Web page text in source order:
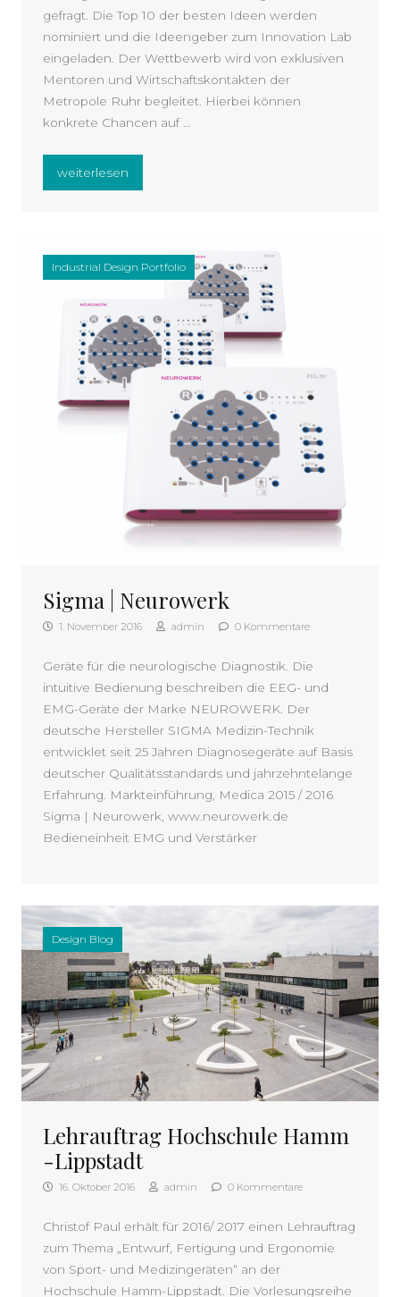
gefragt. Die Top 10 der besten Ideen werden
nominiert und die Ideengeber zum Innovation Lab
eingeladen. Der Wettbewerb wird von exklusiven
Mentoren und Wirtschaftskontakten der
Metropole Ruhr begleitet. Hierbei können
konkrete Chancen auf …
„Innovation Call – Medizin + Pflegeprodukte“
weiterlesen
Industrial Design Portfolio
Sigma | Neurowerk
1. November 2016 admin 0 Kommentare
Geräte für die neurologische Diagnostik. Die
intuitive Bedienung beschreiben die EEG- und
EMG-Geräte der Marke NEUROWERK. Der
deutsche Hersteller SIGMA Medizin-Technik
entwicklet seit 25 Jahren Diagnosegeräte auf Basis
deutscher Qualitätsstandards und jahrzehntelange
Erfahrung. Markteinführung, Medica 2015 / 2016
Sigma | Neurowerk, www.neurowerk.de
Bedieneinheit EMG und Verstärker
Design Blog
Lehrauftrag Hochschule Hamm
-Lippstadt
16. Oktober 2016 admin 0 Kommentare
Christof Paul erhält für 2016/ 2017 einen Lehrauftrag
zum Thema „Entwurf, Fertigung und Ergonomie
von Sport- und Medizingeräten“ an der
Hochschule Hamm-Lippstadt. Die Vorlesungsreihe